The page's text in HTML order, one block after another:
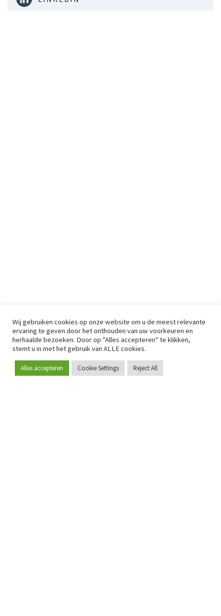
Word lid
Wij gebruiken cookies op onze website om u de meest relevante
ervaring te geven door het onthouden van uw voorkeuren en
herhaalde bezoeken. Door op "Alles accepteren" te klikken,
stemt u in met het gebruik van ALLE cookies.
Alles accepteren Cookie Settings Reject All